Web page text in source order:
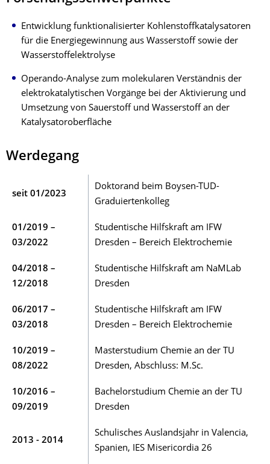
Entwicklung funktionalisierter Kohlenstoffkatalysatoren
für die Energiegewinnung aus Wasserstoff sowie der
Wasserstoffelektrolyse
Operando-Analyse zum molekularen Verständnis der
elektrokatalytischen Vorgänge bei der Aktivierung und
Umsetzung von Sauerstoff und Wasserstoff an der
Katalysatoroberfläche
Werdegang
seit 01/2023
Doktorand beim Boysen-TUD-
Graduiertenkolleg
01/2019 –
03/2022
Studentische Hilfskraft am IFW
Dresden – Bereich Elektrochemie
04/2018 –
12/2018
Studentische Hilfskraft am NaMLab
Dresden
06/2017 –
03/2018
Studentische Hilfskraft am IFW
Dresden – Bereich Elektrochemie
10/2019 –
08/2022
Masterstudium Chemie an der TU
Dresden, Abschluss: M.Sc.
10/2016 –
09/2019
Bachelorstudium Chemie an der TU
Dresden
2013 - 2014
Schulisches Auslandsjahr in Valencia,
Spanien, IES Misericordia 26